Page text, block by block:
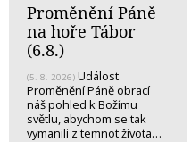
Proměnění Páně
na hoře Tábor
(6.8.)
(5. 8. 2026) Událost
Proměnění Páně obrací
náš pohled k Božímu
světlu, abychom se tak
vymanili z temnot života…